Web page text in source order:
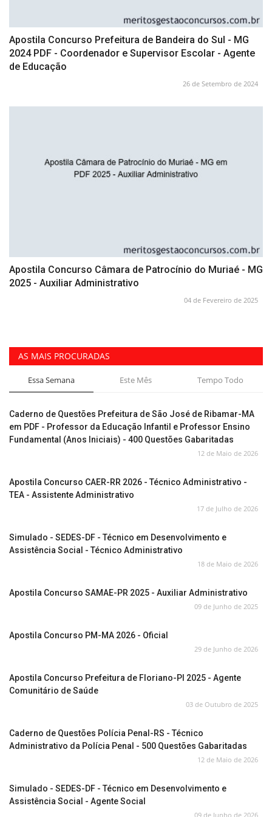
Apostila Concurso Prefeitura de Bandeira do Sul - MG
2024 PDF - Coordenador e Supervisor Escolar - Agente
de Educação
26 de Setembro de 2024
Apostila Concurso Câmara de Patrocínio do Muriaé - MG
2025 - Auxiliar Administrativo
04 de Fevereiro de 2025
AS MAIS PROCURADAS
Essa Semana Este Mês Tempo Todo
Caderno de Questões Prefeitura de São José de Ribamar-MA
em PDF - Professor da Educação Infantil e Professor Ensino
Fundamental (Anos Iniciais) - 400 Questões Gabaritadas
12 de Maio de 2026
Apostila Concurso CAER-RR 2026 - Técnico Administrativo -
TEA - Assistente Administrativo
17 de Julho de 2026
Simulado - SEDES-DF - Técnico em Desenvolvimento e
Assistência Social - Técnico Administrativo
18 de Maio de 2026
Apostila Concurso SAMAE-PR 2025 - Auxiliar Administrativo
09 de Junho de 2025
Apostila Concurso PM-MA 2026 - Oficial
29 de Junho de 2026
Apostila Concurso Prefeitura de Floriano-PI 2025 - Agente
Comunitário de Saúde
03 de Outubro de 2025
Caderno de Questões Polícia Penal-RS - Técnico
Administrativo da Polícia Penal - 500 Questões Gabaritadas
12 de Maio de 2026
Simulado - SEDES-DF - Técnico em Desenvolvimento e
Assistência Social - Agente Social
09 de Junho de 2026